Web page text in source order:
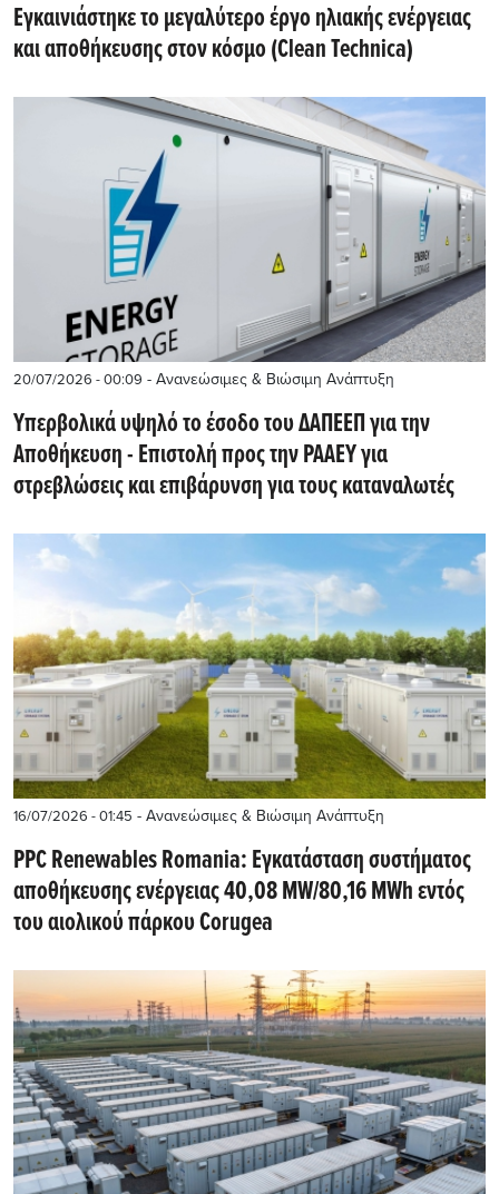
Εγκαινιάστηκε το μεγαλύτερο έργο ηλιακής ενέργειας
και αποθήκευσης στον κόσμο (Clean Technica)
20/07/2026 - 00:09 - Ανανεώσιμες & Βιώσιμη Ανάπτυξη
Υπερβολικά υψηλό το έσοδο του ΔΑΠΕΕΠ για την
Αποθήκευση - Επιστολή προς την ΡΑΑΕΥ για
στρεβλώσεις και επιβάρυνση για τους καταναλωτές
16/07/2026 - 01:45 - Ανανεώσιμες & Βιώσιμη Ανάπτυξη
PPC Renewables Romania: Εγκατάσταση συστήματος
αποθήκευσης ενέργειας 40,08 MW/80,16 MWh εντός
του αιολικού πάρκου Corugea